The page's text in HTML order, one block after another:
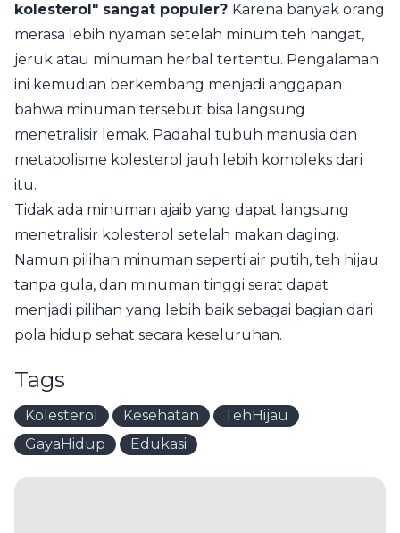
kolesterol" sangat populer? Karena banyak orang
merasa lebih nyaman setelah minum teh hangat,
jeruk atau minuman herbal tertentu. Pengalaman
ini kemudian berkembang menjadi anggapan
bahwa minuman tersebut bisa langsung
menetralisir lemak. Padahal tubuh manusia dan
metabolisme kolesterol jauh lebih kompleks dari
itu.
Tidak ada minuman ajaib yang dapat langsung
menetralisir kolesterol setelah makan daging.
Namun pilihan minuman seperti air putih, teh hijau
tanpa gula, dan minuman tinggi serat dapat
menjadi pilihan yang lebih baik sebagai bagian dari
pola hidup sehat secara keseluruhan.
Tags
Kolesterol Kesehatan
TehHijau
GayaHidup
Edukasi